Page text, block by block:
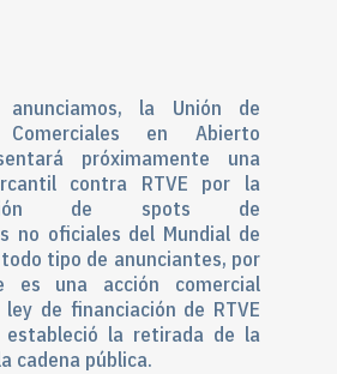
la Unión de
Comerciales en Abierto
próximamente una
contra RTVE por la
de spots de
no oficiales del Mundial de
tipo de anunciantes, por
es una acción comercial
de financiación de RTVE
estableció la retirada de la
cadena pública.